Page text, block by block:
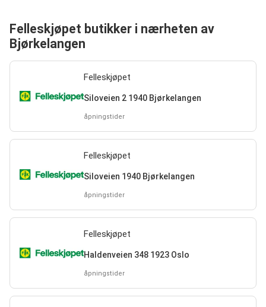
Felleskjøpet butikker i nærheten av
Bjørkelangen
Felleskjøpet
Siloveien 2 1940 Bjørkelangen
åpningstider
Felleskjøpet
Siloveien 1940 Bjørkelangen
åpningstider
Felleskjøpet
Haldenveien 348 1923 Oslo
åpningstider